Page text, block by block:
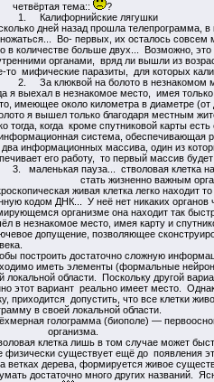
тема::
?
лягушки
дней назад прошла телепрограмма, в
Во- первых, их осталось совсем
в количестве больше двух... Возможно,
органами, вряд ли вышли из
то мифические паразиты, для которых
клюквой на болото в незнакомом
я выехал в незнакомое место, имея
имеющее около километра в диаметре
я вышел только благодаря местным
тогда, когда кроме спутниковой карты
система, обеспечивающая
два информационных массива, один из
его работу, то первый массив
пауза... стволовая клетка на
жизненно важным
живая клетка легко находит
кодом ДНК... У неё нет никаких
организме она находит так
в незнакомое место, имея карту и
допущение, позволяющее
построить достаточно сложную
иметь элементы (формальные
локальной области. Поскольку другой
этот вариант реально имеет место.
приходится допустить, что все клетки
в своей локальной области.
голограмма (биополе) —
клетка лишь в том случае может
физически существует ещё до появления
ветках дерева, формируется живое
достаточно много других названий.